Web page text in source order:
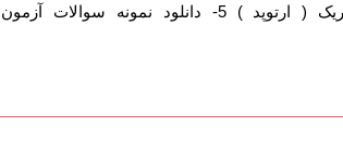
سوالات آزمون پرومتریک ( ارتوپد ) 5- دانلود نمونه سوالات آزمون